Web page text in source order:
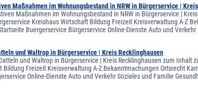
Maßnahmen im Wohnungsbestand in NRW in Bürgerservice |
Maßnahmen im Wohnungsbestand in NRW in Bürgerservice |
Kreishaus Wirtschaft Bildung Freizeit Kreisverwaltung A-Z
Buergerservice Bürgerservice Online-Dienste Auto und
und Waltrop in Bürgerservice | Kreis Recklinghausen
und Waltrop in Bürgerservice | Kreis Recklinghausen zum
Bildung Freizeit Kreisverwaltung A-Z Bekanntmachungen Ortsrecht
Online-Dienste Auto und Verkehr Soziales und Familie